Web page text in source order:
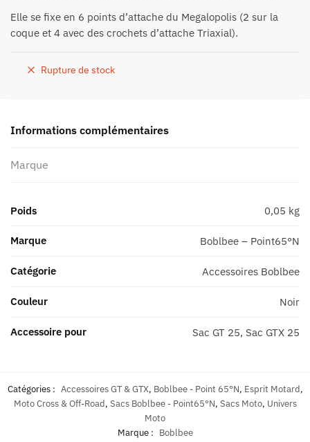
Elle se fixe en 6 points d’attache du Megalopolis (2 sur la
coque et 4 avec des crochets d’attache Triaxial).
Rupture de stock
Informations complémentaires
Marque
Poids 0,05 kg
Marque Boblbee – Point65°N
Catégorie Accessoires Boblbee
Couleur Noir
Accessoire pour Sac GT 25, Sac GTX 25
Catégories : Accessoires GT & GTX, Boblbee - Point 65°N, Esprit Motard,
Moto Cross & Off-Road, Sacs Boblbee - Point65°N, Sacs Moto, Univers
Moto
Marque : Boblbee